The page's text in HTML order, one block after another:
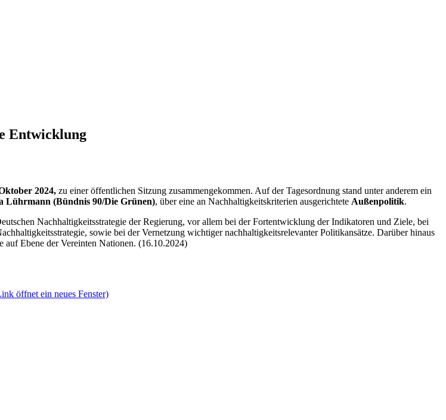
Entwicklung
2024, zu einer öffentlichen Sitzung zusammengekommen. Auf der Tagesordnung stand unter anderem ein
Lührmann (Bündnis 90/Die Grünen), über eine an Nachhaltigkeitskriterien ausgerichtete Außenpolitik.
Nachhaltigkeitsstrategie der Regierung, vor allem bei der Fortentwicklung der Indikatoren und Ziele, bei
sowie bei der Vernetzung wichtiger nachhaltigkeitsrelevanter Politikansätze. Darüber hinaus
Ebene der Vereinten Nationen. (16.10.2024)
öffnet ein neues Fenster)